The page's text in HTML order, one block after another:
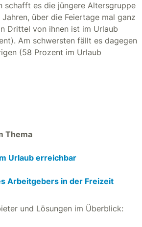
schafft es die jüngere Altersgruppe
über die Feiertage mal ganz
Drittel von ihnen ist im Urlaub
Am schwersten fällt es dagegen
(58 Prozent im Urlaub
Thema
Urlaub erreichbar
Arbeitgebers in der Freizeit
und Lösungen im Überblick: